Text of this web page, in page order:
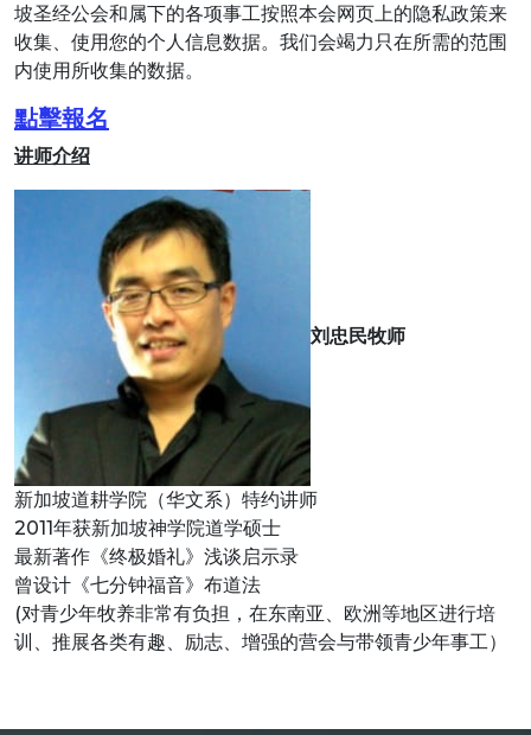
坡圣经公会和属下的各项事工按照本会网页上的隐私政策来
收集、使用您的个人信息数据。我们会竭力只在所需的范围
内使用所收集的数据。
點擊報名
讲师介绍
刘忠民牧师
新加坡道耕学院（华文系）特约讲师
2011年获新加坡神学院道学硕士
最新著作《终极婚礼》浅谈启示录
曾设计《七分钟福音》布道法
(对青少年牧养非常有负担，在东南亚、欧洲等地区进行培
训、推展各类有趣、励志、增强的营会与带领青少年事工）